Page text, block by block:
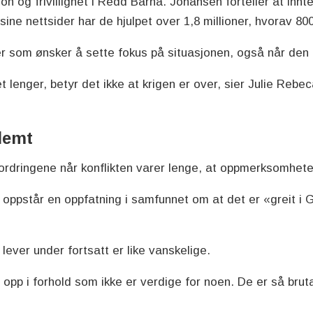
nettsider har de hjulpet over 1,8 millioner, hvorav
ønsker å sette fokus på situasjonen, også når
lenger, betyr det ikke at krigen er over, sier Julie
når konflikten varer lenge, at
en oppfatning i samfunnet om at det er «greit i
under fortsatt er like vanskelige.
opp i forhold som ikke er verdige for noen. De er så